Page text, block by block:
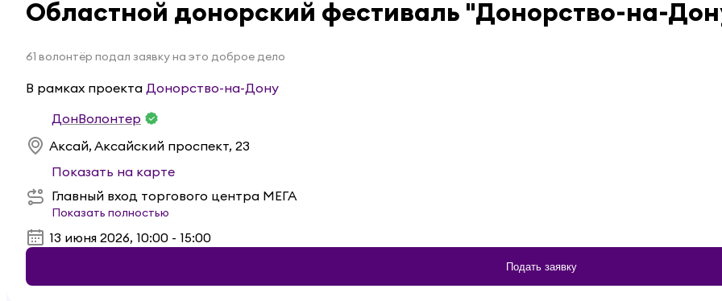
Областной донорский фестиваль "Донорство-на-
61 волонтёр подал заявку на это доброе дело
В рамках проекта Донорство-на-Дону
ДонВолонтер
Аксай, Аксайский проспект, 23
Показать на карте
Главный вход торгового центра МЕГА
Показать полностью
13 июня 2026, 10:00 - 15:00
Подать заявку